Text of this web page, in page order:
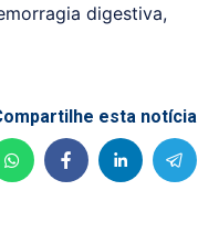
digestiva,
esta notícia